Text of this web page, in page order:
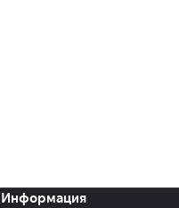
Информация